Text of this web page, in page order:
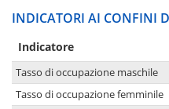
INDICATORI AI CONFINI
Indicatore
Tasso di occupazione maschile
Tasso di occupazione femminile